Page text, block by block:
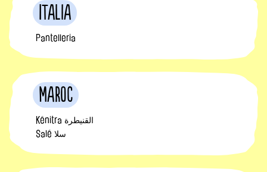
Italia
Pantelleria
Maroc
Kénitra القنيطرة
Salé سلا